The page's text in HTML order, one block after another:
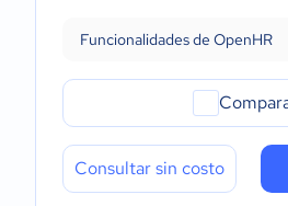
Funcionalidades de OpenHR
Consultar sin costo